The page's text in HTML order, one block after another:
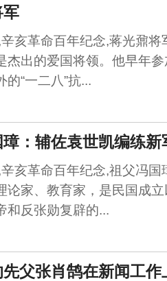
军
亥革命百年纪念,蒋光鼐
杰出的爱国将领。他早年
“一二八”抗...
：辅佐袁世凯编练新
亥革命百年纪念,祖父冯
论家、教育家，是民国成
和反张勋复辟的...
父张肖鹄在新闻工作